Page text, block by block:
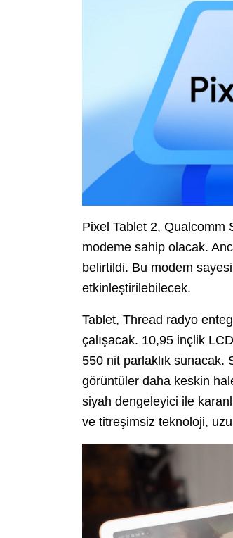
Pixel Tablet 2, Qualcomm
modeme sahip olacak.
belirtildi. Bu modem
etkinleştirilebilecek.
Tablet, Thread radyo
çalışacak. 10,95 inçlik
550 nit parlaklık sunacak.
görüntüler daha keskin
siyah dengeleyici ile
ve titreşimsiz teknoloji,